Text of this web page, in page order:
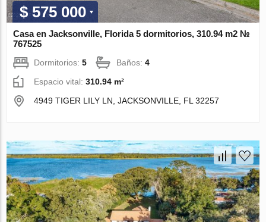
$ 575 000
Casa en Jacksonville, Florida 5 dormitorios, 310.94 m2 №
767525
Dormitorios:5 Baños:4
Espacio vital:310.94 m²
4949 TIGER LILY LN, JACKSONVILLE, FL 32257